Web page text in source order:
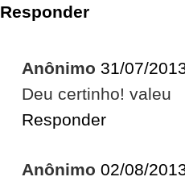
Responder
Anônimo 31/07/
Deu certinho! valeu
Responder
Anônimo 02/08/